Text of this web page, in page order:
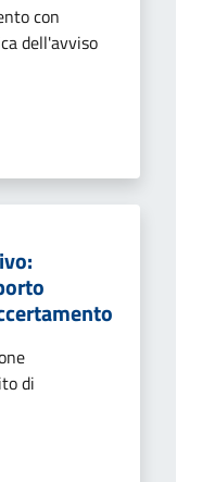
con
dell'avviso
di